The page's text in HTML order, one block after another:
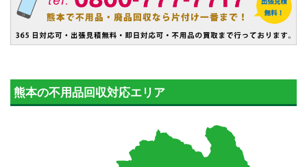
熊本の不用品回収対応エリア